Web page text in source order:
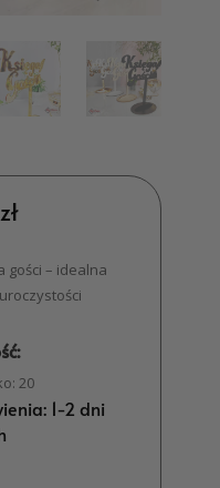
zł
gości – idealna
20
1-2 dni